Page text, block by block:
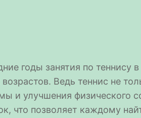
годы занятия по теннису
Ведь теннис не
и улучшения физического
что позволяет каждому